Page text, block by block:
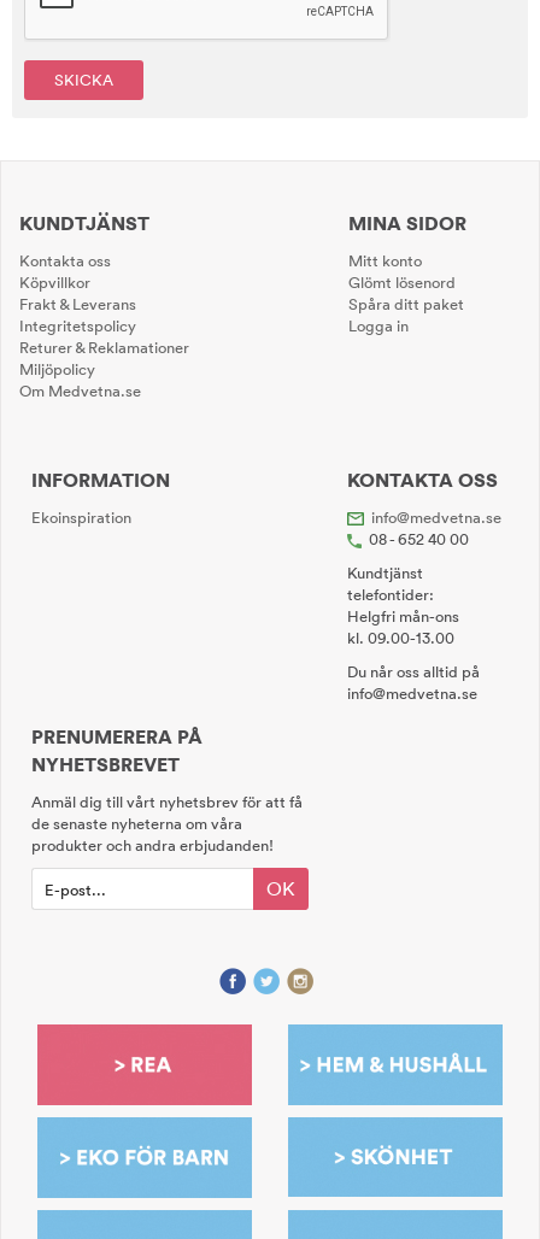
SKICKA
KUNDTJÄNST
Kontakta oss
Köpvillkor
Frakt & Leverans
Integritetspolicy
Returer & Reklamationer
Miljöpolicy
Om Medvetna.se
MINA SIDOR
Mitt konto
Glömt lösenord
Spåra ditt paket
Logga in
INFORMATION
Ekoinspiration
KONTAKTA OSS
info@medvetna.se
08 - 652 40 00
Kundtjänst
telefontider:
Helgfri mån-ons
kl. 09.00-13.00
Du når oss alltid på
info@medvetna.se
PRENUMERERA PÅ
NYHETSBREVET
Anmäl dig till vårt nyhetsbrev för att få
de senaste nyheterna om våra
produkter och andra erbjudanden!
OK